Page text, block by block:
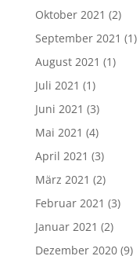
Oktober 2021 (2)
September 2021 (1)
August 2021 (1)
Juli 2021 (1)
Juni 2021 (3)
Mai 2021 (4)
April 2021 (3)
März 2021 (2)
Februar 2021 (3)
Januar 2021 (2)
Dezember 2020(9)